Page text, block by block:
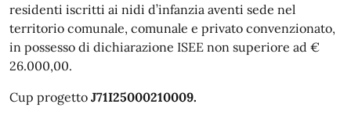
residenti iscritti ai nidi d’infanzia aventi sede nel
territorio comunale, comunale e privato convenzionato,
in possesso di dichiarazione ISEE non superiore ad €
26.000,00.
Cup progetto J71I25000210009.